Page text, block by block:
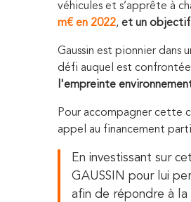
véhicules et s’apprête à
m€ en 2022, et un objectif
Gaussin est pionnier dans
défi auquel est
l'empreinte
Pour accompagner cette
appel au financement
En investissant sur
GAUSSIN pour lui
afin de répondre à la